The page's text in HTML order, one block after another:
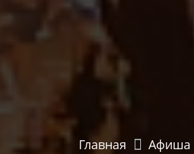
Главная Афиша